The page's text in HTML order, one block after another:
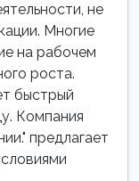
не
Многие
на рабочем
роста.
быстрый
Компания
предлагает